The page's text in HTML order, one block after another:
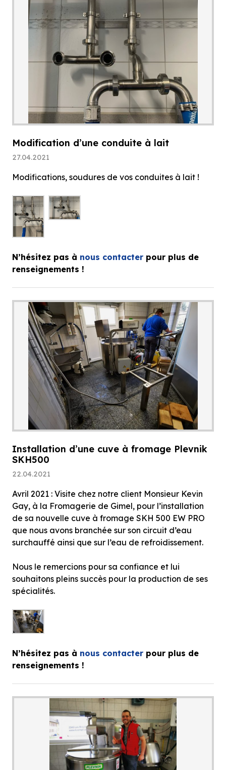
Modification d’une conduite à lait
27.04.2021
Modifications, soudures de vos conduites à lait !
N’hésitez pas à nous contacter pour plus de
renseignements !
Installation d’une cuve à fromage Plevnik
SKH500
22.04.2021
Avril 2021 : Visite chez notre client Monsieur Kevin
Gay, à la Fromagerie de Gimel, pour l’installation
de sa nouvelle cuve à fromage SKH 500 EW PRO
que nous avons branchée sur son circuit d’eau
surchauffé ainsi que sur l’eau de refroidissement.
Nous le remercions pour sa confiance et lui
souhaitons pleins succès pour la production de ses
spécialités.
N’hésitez pas à nous contacter pour plus de
renseignements !